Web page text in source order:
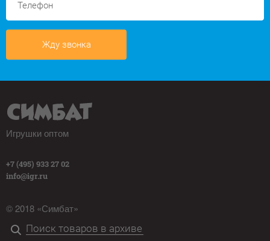
Жду звонка
Игрушки оптом
+7 (495) 933 27 02
info@igr.ru
© 2018 «Симбат»